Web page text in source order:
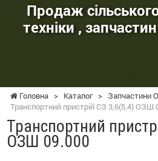
Продаж
техніки ,
Головна > Каталог > Запчастини
Транспортний пристрій СЗ 3,6(5,4) ОЗШ
Транспортний
ОЗШ 09.000